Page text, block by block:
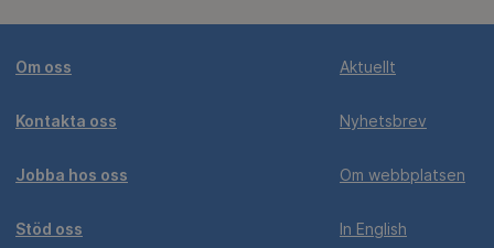
Om oss
Kontakta oss
Jobba hos oss
Stöd oss
Aktuellt
Nyhetsbrev
Om webbplatsen
In English